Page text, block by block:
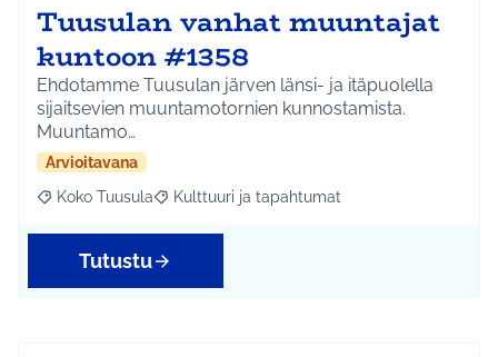
Tuusulan vanhat muuntajat
kuntoon #1358
Ehdotamme Tuusulan järven länsi- ja itäpuolella
sijaitsevien muuntamotornien kunnostamista.
Muuntamo…
Arvioitavana
Rajaa tulokset aihepiirin mukaan: Koko Tuusula
Koko Tuusula Rajaa tulokset teeman mukaan: Kulttuuri ja
Kulttuuri ja tapahtumat
Tutustu